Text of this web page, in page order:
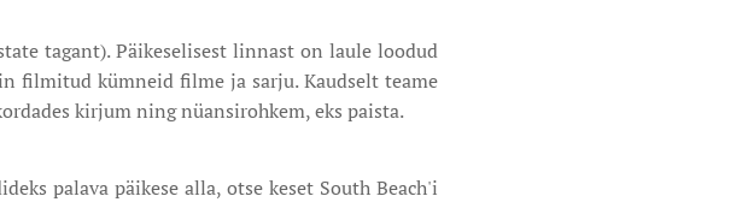
tagant). Päikeselisest linnast on laule loodud
filmitud kümneid filme ja sarju. Kaudselt teame
kirjum ning nüansirohkem, eks paista.
palava päikese alla, otse keset South Beach'i